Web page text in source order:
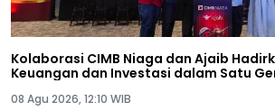
Kolaborasi CIMB Niaga dan Ajaib
Keuangan dan Investasi dalam Satu
08 Agu 2026, 12:10 WIB